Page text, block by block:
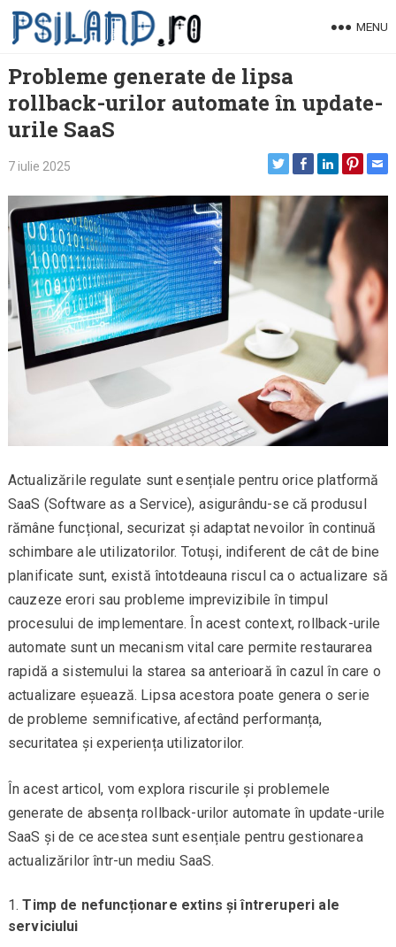
Skip
MENU
Probleme generate de lipsa
rollback-urilor automate în update-
urile SaaS
7 iulie 2025
Actualizările regulate sunt esențiale pentru orice platformă
SaaS (Software as a Service), asigurându-se că produsul
rămâne funcțional, securizat și adaptat nevoilor în continuă
schimbare ale utilizatorilor. Totuși, indiferent de cât de bine
planificate sunt, există întotdeauna riscul ca o actualizare să
cauzeze erori sau probleme imprevizibile în timpul
procesului de implementare. În acest context, rollback-urile
automate sunt un mecanism vital care permite restaurarea
rapidă a sistemului la starea sa anterioară în cazul în care o
actualizare eșuează. Lipsa acestora poate genera o serie
de probleme semnificative, afectând performanța,
securitatea și experiența utilizatorilor.
În acest articol, vom explora riscurile și problemele
generate de absența rollback-urilor automate în update-urile
SaaS și de ce acestea sunt esențiale pentru gestionarea
actualizărilor într-un mediu SaaS.
Timp de nefuncționare extins și întreruperi ale
serviciului